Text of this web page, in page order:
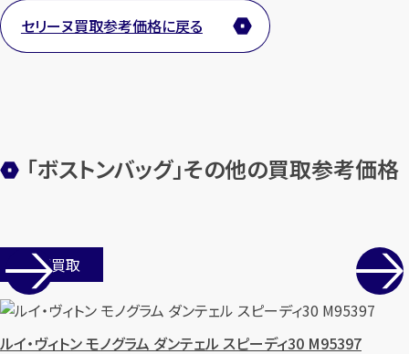
最短1分！今すぐ査定金額をお伝えいた
します
始除く)
セリーヌ買取参考価格に戻る
「ボストンバッグ」その他の買取参考価格
店舗買取
ルイ・ヴィトン モノグラム ダンテェル スピーディ30 M95397